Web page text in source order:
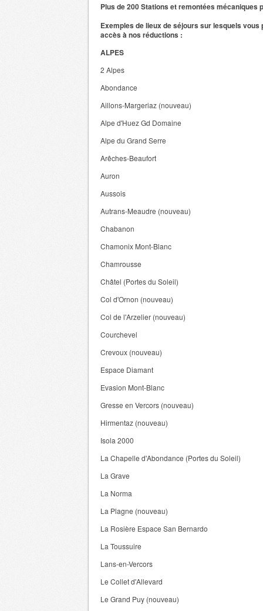
Plus de 200 Stations et remontées mécaniques
Exemples de lieux de séjours sur lesquels vous
accès à nos réductions :
ALPES
2 Alpes
Abondance
Aillons-Margeriaz (nouveau)
Alpe d'Huez Gd Domaine
Alpe du Grand Serre
Arêches-Beaufort
Auron
Aussois
Autrans-Meaudre (nouveau)
Chabanon
Chamonix Mont-Blanc
Chamrousse
Châtel (Portes du Soleil)
Col d'Ornon (nouveau)
Col de l'Arzelier (nouveau)
Courchevel
Crevoux (nouveau)
Espace Diamant
Evasion Mont-Blanc
Gresse en Vercors (nouveau)
Hirmentaz (nouveau)
Isola 2000
La Chapelle d'Abondance (Portes du Soleil)
La Grave
La Norma
La Plagne (nouveau)
La Rosière Espace San Bernardo
La Toussuire
Lans-en-Vercors
Le Collet d'Allevard
Le Grand Puy (nouveau)